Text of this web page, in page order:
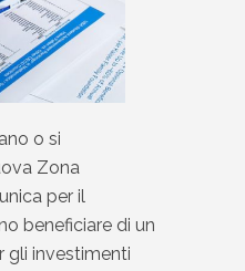
o si
Zona
per il
beneficiare di un
gli investimenti